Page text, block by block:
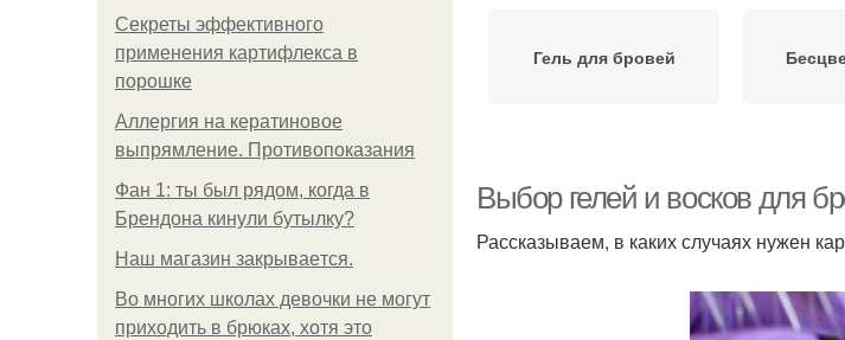
Секреты эффективного
применения картифлекса в
порошке
Аллергия на кератиновое
выпрямление. Противопоказания
Фан 1: ты был рядом, когда в
Брендона кинули бутылку?
Нaш магaзин зaкрывaeтся.
Во многих школах девочки не могут
приходить в брюках, хотя это
Гель для бровей
Выбор гелей и восков для
Рассказываем, в каких случаях нужен